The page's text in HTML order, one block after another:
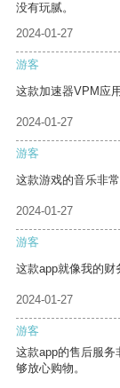
没有玩腻。
2024-01-27
游客
这款加速器VPM应
2024-01-27
游客
这款游戏的音乐非
2024-01-27
游客
这款app就像我的财
2024-01-27
游客
这款app的售后服
够放心购物。